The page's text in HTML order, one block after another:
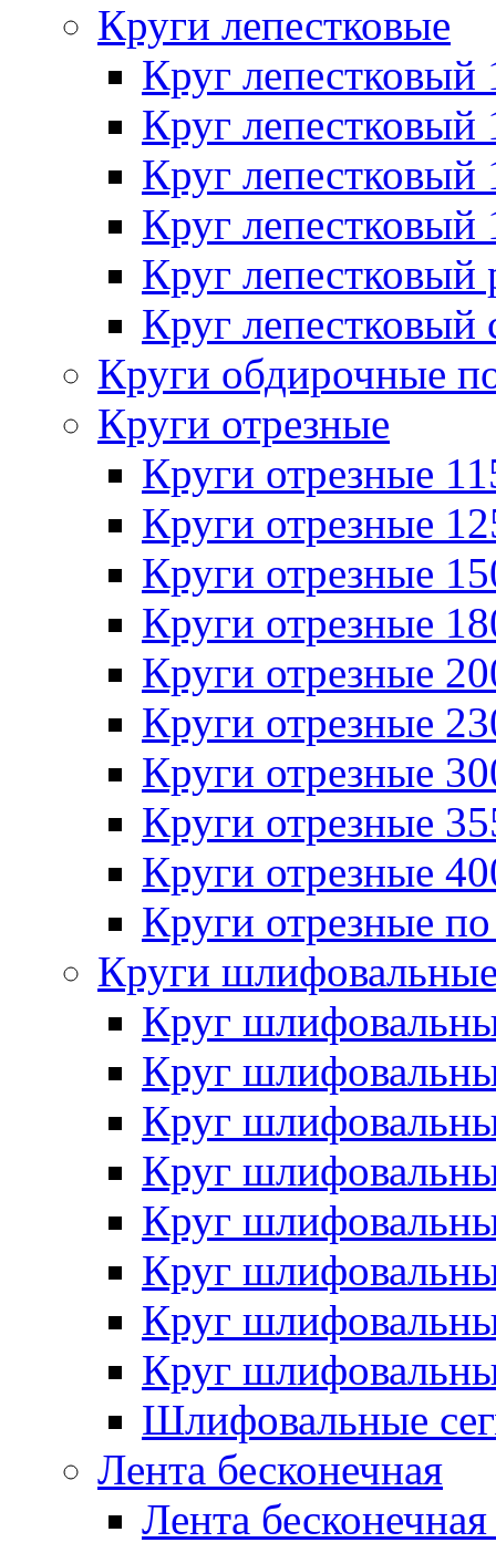
Круги лепестковые
Круг
Круг
Круг
Круг
Круг лепестковый
Круг лепестковый
Круги обдирочные
Круги отрезные
Круги отрезные
Круги отрезные
Круги отрезные
Круги отрезные
Круги отрезные
Круги отрезные
Круги отрезные
Круги отрезные
Круги отрезные
Круги отрезные
Круги
Круг
Круг
Круг
Круг
Круг
Круг
Круг
Круг
Шлифовальные
Лента бесконечная
Лента